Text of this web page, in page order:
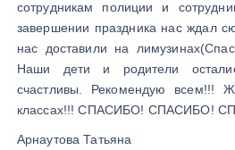
сотрудникам полиции и
завершении праздника нас ждал
нас доставили на
Наши дети и родители
счастливы. Рекомендую всем!!!
классах!!! СПАСИБО! СПАСИБО!
Арнаутова Татьяна